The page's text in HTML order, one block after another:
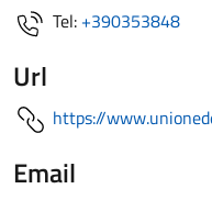
Tel: +390353848
Url
https://
Email